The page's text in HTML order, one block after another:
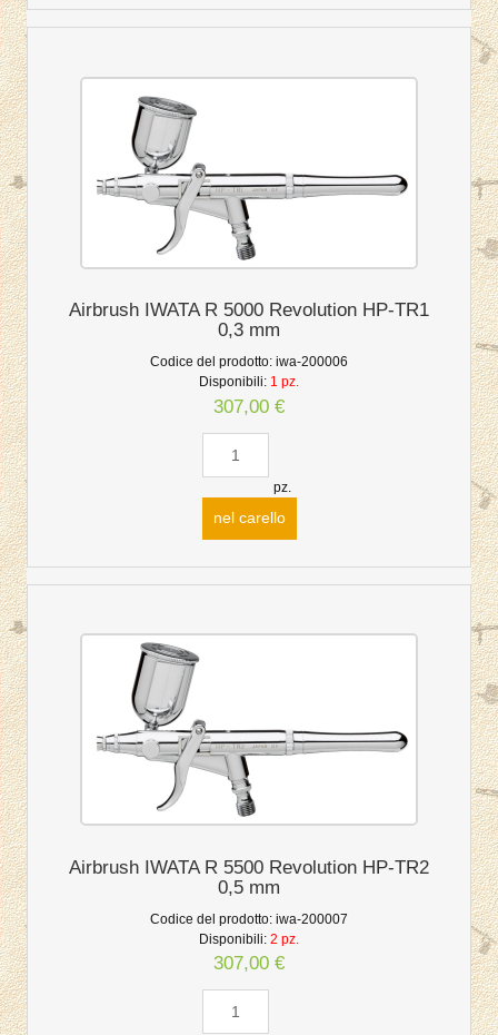
Airbrush IWATA R 5000 Revolution HP-TR1
0,3 mm
Codice del prodotto: iwa-200006
Disponibili: 1 pz.
307,00 €
pz.
nel carello
Airbrush IWATA R 5500 Revolution HP-TR2
0,5 mm
Codice del prodotto: iwa-200007
Disponibili: 2 pz.
307,00 €